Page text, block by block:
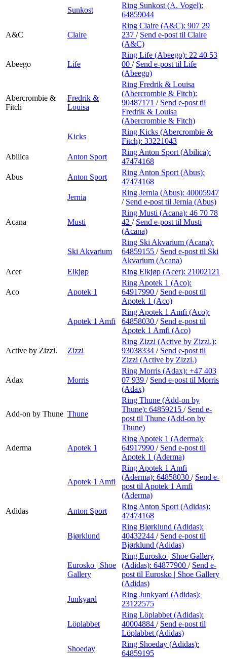
Personal ShopperSunkost
Ring Sunkost (A. Vogel):
64859044
A&C Claire
Ring Claire (A&C): 907 29
237 / Send e-post til Claire
(A&C)
Abeego Life
Ring Life (Abeego): 22 40 53
00 / Send e-post til Life
(Abeego)
Abercrombie &
Fitch
Fredrik &
Louisa
Ring Fredrik & Louisa
(Abercrombie & Fitch):
90487171 / Send e-post til
Fredrik & Louisa
(Abercrombie & Fitch)
Kicks
Ring Kicks (Abercrombie &
Fitch): 33221043
Abilica
Anton Sport
Ring Anton Sport (Abilica):
47474168
Abus
Anton Sport
Ring Anton Sport (Abus):
47474168
Jernia
Ring Jernia (Abus): 40005947
/ Send e-post til Jernia (Abus)
Acana Musti
Ring Musti (Acana): 46 70 78
42 / Send e-post til Musti
(Acana)
Ski Akvarium
Ring Ski Akvarium (Acana):
64859155 / Send e-post til Ski
Akvarium (Acana)
Acer
Elkjøp Ring Elkjøp (Acer): 21002121
Aco Apotek 1
Ring Apotek 1 (Aco):
64917990 / Send e-post til
Apotek 1 (Aco)
Apotek 1 Amfi
Ring Apotek 1 Amfi (Aco):
64858030 / Send e-post til
Apotek 1 Amfi (Aco)
Active by Zizzi. Zizzi
Ring Zizzi (Active by Zizzi.):
93038334 / Send e-post til
Zizzi (Active by Zizzi.)
Adax Morris
Ring Morris (Adax): +47 403
07 939 / Send e-post til Morris
(Adax)
Add-on by Thune Thune
Ring Thune (Add-on by
Thune): 64859215 / Send e-
post til Thune (Add-on by
Thune)
Aderma Apotek 1
Ring Apotek 1 (Aderma):
64917990 / Send e-post til
Apotek 1 (Aderma)
Apotek 1 Amfi
Ring Apotek 1 Amfi
(Aderma): 64858030 / Send e-
post til Apotek 1 Amfi
(Aderma)
Adidas
Anton Sport
Ring Anton Sport (Adidas):
47474168
Bjørklund
Ring Bjørklund (Adidas):
40432244 / Send e-post til
Bjørklund (Adidas)
Eurosko | Shoe
Gallery
Ring Eurosko | Shoe Gallery
(Adidas): 64877900 / Send e-
post til Eurosko | Shoe Gallery
(Adidas)
Junkyard
Ring Junkyard (Adidas):
23122575
Löplabbet
Ring Löplabbet (Adidas):
40004884 / Send e-post til
Löplabbet (Adidas)
Shoeday
Ring Shoeday (Adidas):
64859195